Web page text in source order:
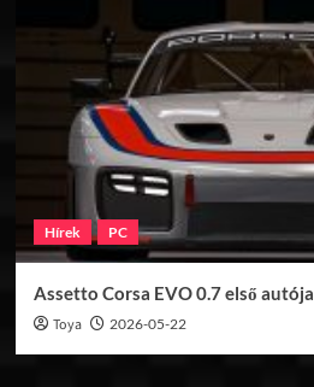
Hírek PC
Assetto Corsa EVO 0.7 első autója
Toya 2026-05-22